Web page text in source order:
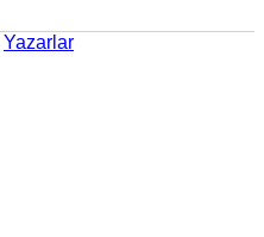
Yazarlar